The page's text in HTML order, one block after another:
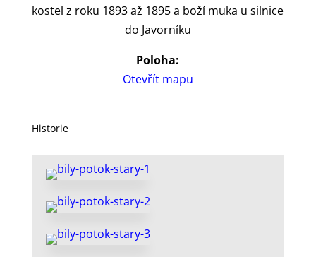
kostel z roku 1893 až 1895 a boží muka u silnice
do Javorníku
Poloha:
Otevřít mapu
Historie